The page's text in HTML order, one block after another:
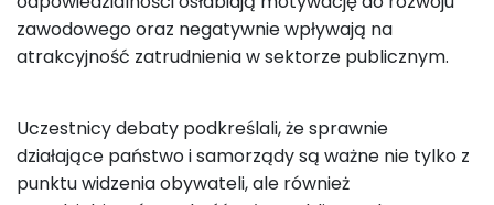
zawodowego oraz negatywnie wpływają na
atrakcyjność zatrudnienia w sektorze publicznym.
Uczestnicy debaty podkreślali, że sprawnie
działające państwo i samorządy są ważne nie tylko z
punktu widzenia obywateli, ale również